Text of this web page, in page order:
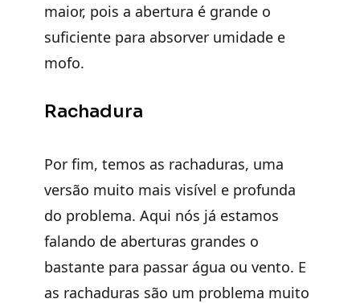
maior, pois a abertura é grande o
suficiente para absorver umidade e
mofo.
Rachadura
Por fim, temos as rachaduras, uma
versão muito mais visível e profunda
do problema. Aqui nós já estamos
falando de aberturas grandes o
bastante para passar água ou vento. E
as rachaduras são um problema muito